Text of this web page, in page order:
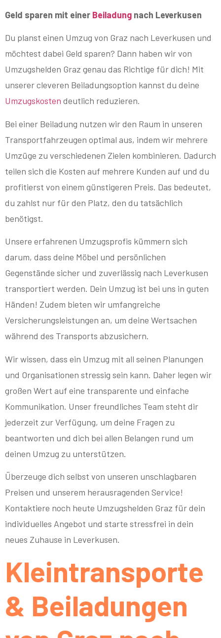
Geld sparen mit einer Beiladung nach Leverkusen
Du planst einen Umzug von Graz nach Leverkusen und
möchtest dabei Geld sparen? Dann haben wir von
Umzugshelden Graz genau das Richtige für dich! Mit
unserer cleveren Beiladungsoption kannst du deine
Umzugskosten deutlich reduzieren.
Bei einer Beiladung nutzen wir den Raum in unseren
Transportfahrzeugen optimal aus, indem wir mehrere
Umzüge zu verschiedenen Zielen kombinieren. Dadurch
teilen sich die Kosten auf mehrere Kunden auf und du
profitierst von einem günstigeren Preis. Das bedeutet,
du zahlst nur für den Platz, den du tatsächlich
benötigst.
Unsere erfahrenen Umzugsprofis kümmern sich
darum, dass deine Möbel und persönlichen
Gegenstände sicher und zuverlässig nach Leverkusen
transportiert werden. Dein Umzug ist bei uns in guten
Händen! Zudem bieten wir umfangreiche
Versicherungsleistungen an, um deine Wertsachen
während des Transports abzusichern.
Wir wissen, dass ein Umzug mit all seinen Planungen
und Organisationen stressig sein kann. Daher legen wir
großen Wert auf eine transparente und einfache
Kommunikation. Unser freundliches Team steht dir
jederzeit zur Verfügung, um deine Fragen zu
beantworten und dich bei allen Belangen rund um
deinen Umzug zu unterstützen.
Überzeuge dich selbst von unseren unschlagbaren
Preisen und unserem herausragenden Service!
Kontaktiere noch heute Umzugshelden Graz für dein
individuelles Angebot und starte stressfrei in dein
neues Zuhause in Leverkusen.
Kleintransporte
& Beiladungen